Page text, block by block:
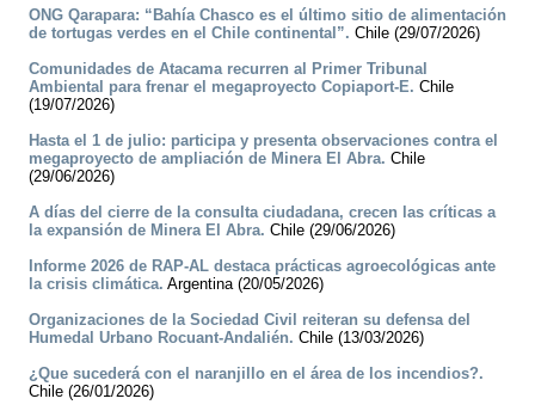
ONG Qarapara: “Bahía Chasco es el último sitio de alimentación
de tortugas verdes en el Chile continental”. Chile (29/07/2026)
Comunidades de Atacama recurren al Primer Tribunal
Ambiental para frenar el megaproyecto Copiaport-E. Chile
(19/07/2026)
Hasta el 1 de julio: participa y presenta observaciones contra el
megaproyecto de ampliación de Minera El Abra. Chile
(29/06/2026)
A días del cierre de la consulta ciudadana, crecen las críticas a
la expansión de Minera El Abra. Chile (29/06/2026)
Informe 2026 de RAP-AL destaca prácticas agroecológicas ante
la crisis climática. Argentina (20/05/2026)
Organizaciones de la Sociedad Civil reiteran su defensa del
Humedal Urbano Rocuant-Andalién. Chile (13/03/2026)
¿Que sucederá con el naranjillo en el área de los incendios?.
Chile (26/01/2026)